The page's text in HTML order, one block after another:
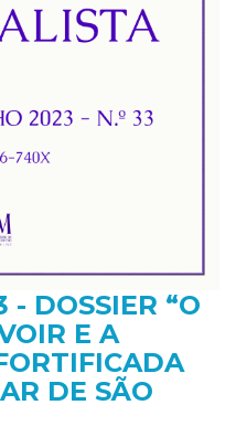
- DOSSIER “O
E A
DE SÃO